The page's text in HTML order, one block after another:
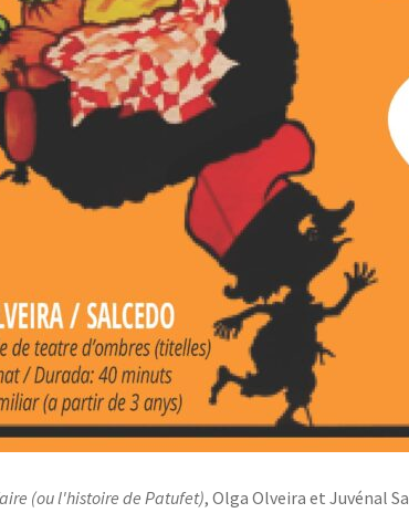
(ou l'histoire de Patufet), Olga Olveira et Juvénal